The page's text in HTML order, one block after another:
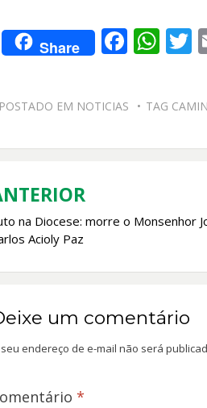
Share F
b
o
W
s
A
T
POSTADO EM NOTICIAS TAG
na Diocese: morre o Monsenhor
Acioly Paz
um comentário
seu endereço de e-mail não será
*